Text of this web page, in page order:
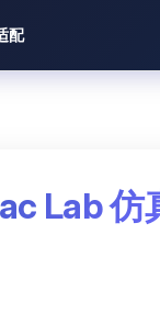
配
Lab 仿